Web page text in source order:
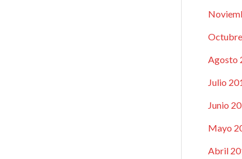
Agosto
Julio
Junio
Mayo
Abril